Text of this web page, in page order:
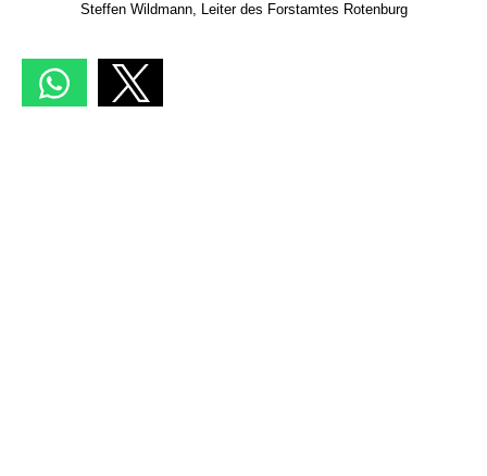
Steffen Wildmann, Leiter des Forstamtes Rotenburg